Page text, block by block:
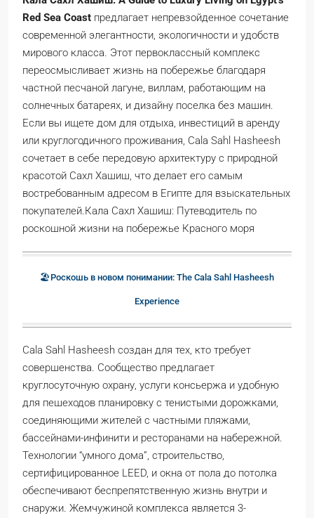
Red Sea Coast предлагает непревзойденное сочетание
современной элегантности, экологичности и удобств
мирового класса. Этот первоклассный комплекс
переосмысливает жизнь на побережье благодаря
частной песчаной лагуне, виллам, работающим на
солнечных батареях, и дизайну поселка без машин.
Если вы ищете дом для отдыха, инвестиций в аренду
или круглогодичного проживания, Cala Sahl Hasheesh
сочетает в себе передовую архитектуру с природной
красотой Сахл Хашиш, что делает его самым
востребованным адресом в Египте для взыскательных
покупателей.Кала Сахл Хашиш: Путеводитель по
роскошной жизни на побережье Красного моря
🏖️Роскошь в новом понимании: The Cala Sahl Hasheesh
Experience
Cala Sahl Hasheesh создан для тех, кто требует
совершенства. Сообщество предлагает
круглосуточную охрану, услуги консьержа и удобную
для пешеходов планировку с тенистыми дорожками,
соединяющими жителей с частными пляжами,
бассейнами-инфинити и ресторанами на набережной.
Технологии “умного дома”, строительство,
сертифицированное LEED, и окна от пола до потолка
обеспечивают беспрепятственную жизнь внутри и
снаружи. Жемчужиной комплекса является 3-